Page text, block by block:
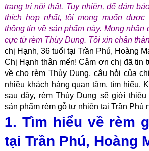
trang trí nội thất. Tuy nhiên, để đảm
thích hợp nhất, tôi mong muốn được
thông tin về sản phẩm này. Mong
cực từ rèm Thùy Dung. Tôi xin chân
chị Hạnh, 36 tuổi tại Trần Phú, Hoàng
Chị Hạnh thân mến! Cảm ơn chị đã tin
về cho rèm Thùy Dung, câu hỏi của
nhiều khách hàng quan tâm, tìm hiểu.
sau đây, rèm Thùy Dung sẽ giới
sản phẩm rèm gỗ tự nhiên tại Trần Phú
1. Tìm hiểu về rèm
tại Trần Phú, Hoàng